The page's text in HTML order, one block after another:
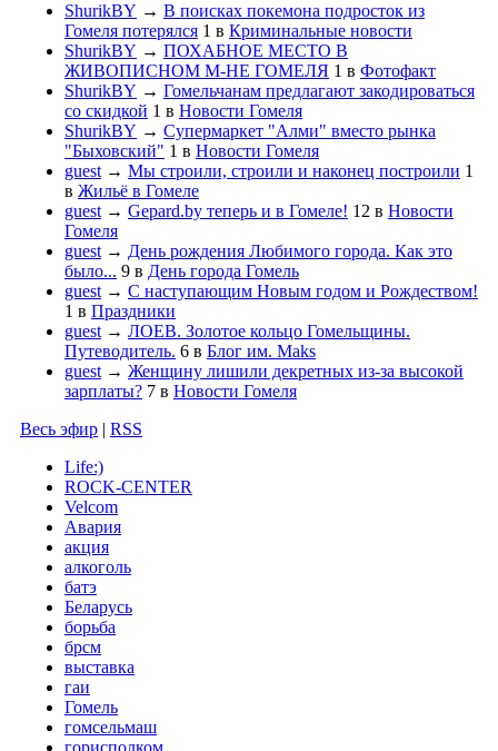
ShurikBY → В поисках покемона подросток из
Гомеля потерялся 1 в Криминальные новости
ShurikBY → ПОХАБНОЕ МЕСТО В
ЖИВОПИСНОМ М-НЕ ГОМЕЛЯ 1 в Фотофакт
ShurikBY → Гомельчанам предлагают закодироваться
со скидкой 1 в Новости Гомеля
ShurikBY → Супермаркет "Алми" вместо рынка
"Быховский" 1 в Новости Гомеля
guest → Мы строили, строили и наконец построили 1
в Жильё в Гомеле
guest → Gepard.by теперь и в Гомеле! 12 в Новости
Гомеля
guest → День рождения Любимого города. Как это
было... 9 в День города Гомель
guest → С наступающим Новым годом и Рождеством!
1 в Праздники
guest → ЛОЕВ. Золотое кольцо Гомельщины.
Путеводитель. 6 в Блог им. Maks
guest → Женщину лишили декретных из-за высокой
зарплаты? 7 в Новости Гомеля
Весь эфир | RSS
Life:)
ROCK-CENTER
Velcom
Авария
акция
алкоголь
батэ
Беларусь
борьба
брсм
выставка
гаи
Гомель
гомсельмаш